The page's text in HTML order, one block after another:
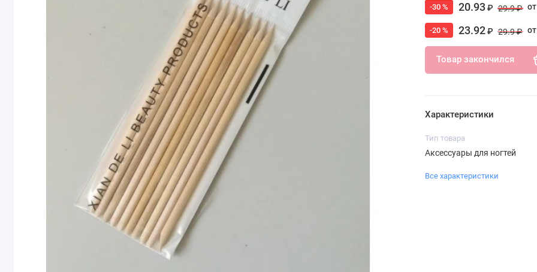
-30 % 20.93₽ 29.9 ₽
-20 % 23.92₽ 29.9 ₽
Товар закончился
Характеристики
Тип товара
Аксессуары для ногтей
Все характеристики